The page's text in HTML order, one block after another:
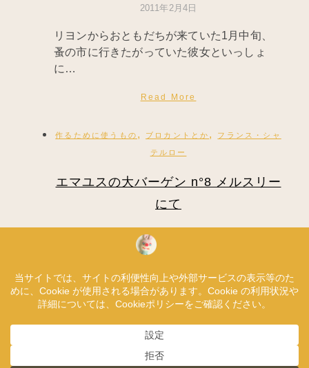
2011年2月4日
リヨンからおともだちが来ていた1月中旬、
蚤の市に行きたがっていた彼女といっしょ
に…
Read More
作るために使うもの , ブロカントとか , フランス・シャ
テルロー
エマユスの大バーゲン n°8 メルスリー
にて
2010年11月6日
第8弾。 ブラドゥリーの最終日には、エク
ス…
Read More
1993 © ChibiRu